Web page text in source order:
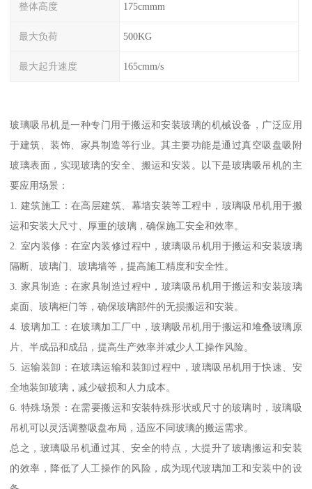
整体高度 175cmmm
最大负荷 500KG
最大起升速度 165cmm/s
玻璃吸吊机是一种专门用于搬运和安装玻璃的机械设备，广泛应用
于建筑、装饰、家具制造等行业。其主要功能是通过真空吸盘吸附
玻璃表面，实现玻璃的安全、搬运和安装。以下是玻璃吸吊机的主
要应用场景：
1. 建筑施工：在高层建筑、幕墙安装等工程中，玻璃吸吊机用于搬
运和安装大尺寸、厚重的玻璃，确保施工安全和效率。
2. 室内装修：在室内装修过程中，玻璃吸吊机用于搬运和安装玻璃
隔断、玻璃门、玻璃墙等，提高施工精度和安全性。
3. 家具制造：在家具制造过程中，玻璃吸吊机用于搬运和安装玻璃
桌面、玻璃柜门等，确保玻璃部件的无损搬运和安装。
4. 玻璃加工：在玻璃加工厂中，玻璃吸吊机用于搬运和堆叠玻璃原
片、半成品和成品，提高生产效率并减少人工操作风险。
5. 运输装卸：在玻璃运输和装卸过程中，玻璃吸吊机用于快速、安
全地装卸玻璃，减少破损和人力成本。
6. 特殊场景：在需要搬运和安装特殊形状或尺寸的玻璃时，玻璃吸
吊机可以灵活调整吸盘布局，适应不同玻璃的搬运需求。
总之，玻璃吸吊机通过其、安全的特点，大提升了玻璃搬运和安装
的效率，降低了人工操作的风险，成为现代玻璃加工和安装中的设